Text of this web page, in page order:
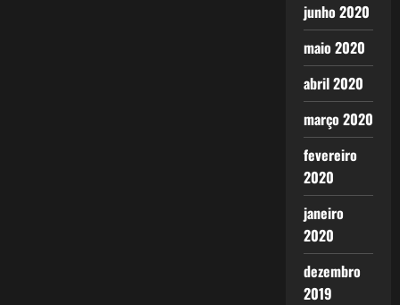
junho 2020
maio 2020
abril 2020
março 2020
fevereiro
2020
janeiro
2020
dezembro
2019